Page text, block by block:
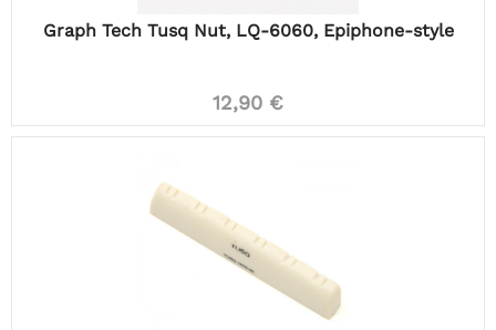
Graph Tech Tusq Nut, LQ-6060, Epiphone-style
12,90 €